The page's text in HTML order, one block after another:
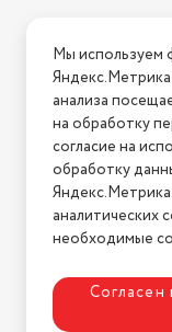
Нашли
2026 ©
Мы используем
анализа
на обработку
согласие на
обработку
аналитических
необходимые
Согласен